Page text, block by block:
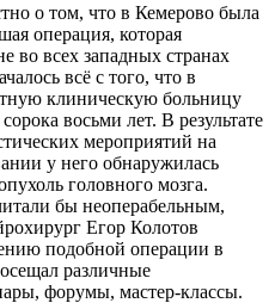
о том, что в Кемерово была
операция, которая
во всех западных странах
всё с того, что в
клиническую больницу
восьми лет. В результате
мероприятий на
у него обнаружилась
головного мозга.
бы неоперабельным,
Егор Колотов
подобной операции в
различные
форумы, мастер-классы.